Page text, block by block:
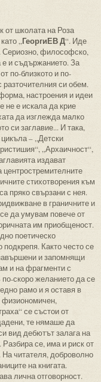
от школата на Роза
„ГеоргиЕВ Д“. Иде
Сериозно, философско,
е и съдържанието. За
по-близкото и по-
си обем.
настроения и идеи
не е искала да крие
да изглежда малко
си заглавие... И така,
– „Детски
„Архаичност“,
издават
центростремителните
стихотворения към
пряко свързани с нея.
в граничните и
да умувам повече от
им приобщеност.
поетическо
подкрепя. Както често се
и запомнящи
и на фрагменти с
скоро желанието да се
рамо и я оставя в
физиономичен,
се състои от
те нямаше да
вид дебютът залага на
се, има и риск от
На читателя, доброволно
на книгата.
лична отговорност.